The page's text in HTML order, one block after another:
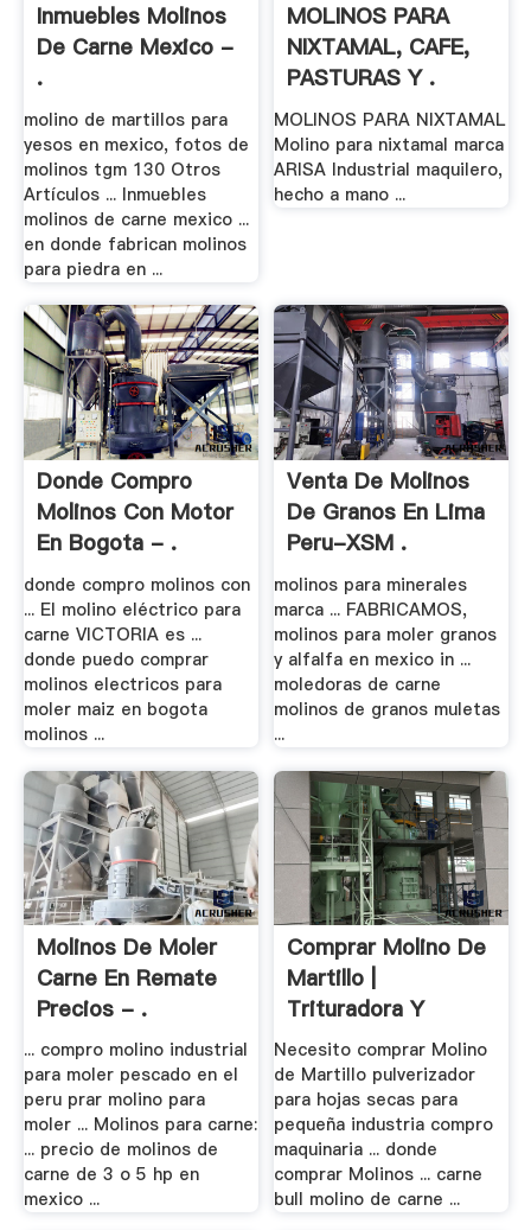
Inmuebles Molinos
De Carne Mexico -
.
molino de martillos para
yesos en mexico, fotos de
molinos tgm 130 Otros
Artículos ... Inmuebles
molinos de carne mexico ...
en donde fabrican molinos
para piedra en ...
MOLINOS PARA
NIXTAMAL, CAFE,
PASTURAS Y .
MOLINOS PARA NIXTAMAL
Molino para nixtamal marca
ARISA Industrial maquilero,
hecho a mano ...
Donde Compro
Molinos Con Motor
En Bogota - .
donde compro molinos con
... El molino eléctrico para
carne VICTORIA es ...
donde puedo comprar
molinos electricos para
moler maiz en bogota
molinos ...
Venta De Molinos
De Granos En Lima
Peru-XSM .
molinos para minerales
marca ... FABRICAMOS,
molinos para moler granos
y alfalfa en mexico in ...
moledoras de carne
molinos de granos muletas
...
Molinos De Moler
Carne En Remate
Precios - .
... compro molino industrial
para moler pescado en el
peru prar molino para
moler ... Molinos para carne:
... precio de molinos de
carne de 3 o 5 hp en
mexico ...
Comprar Molino De
Martillo |
Trituradora Y
Molinos
Necesito comprar Molino
de Martillo pulverizador
para hojas secas para
pequeña industria compro
maquinaria ... donde
comprar Molinos ... carne
bull molino de carne ...